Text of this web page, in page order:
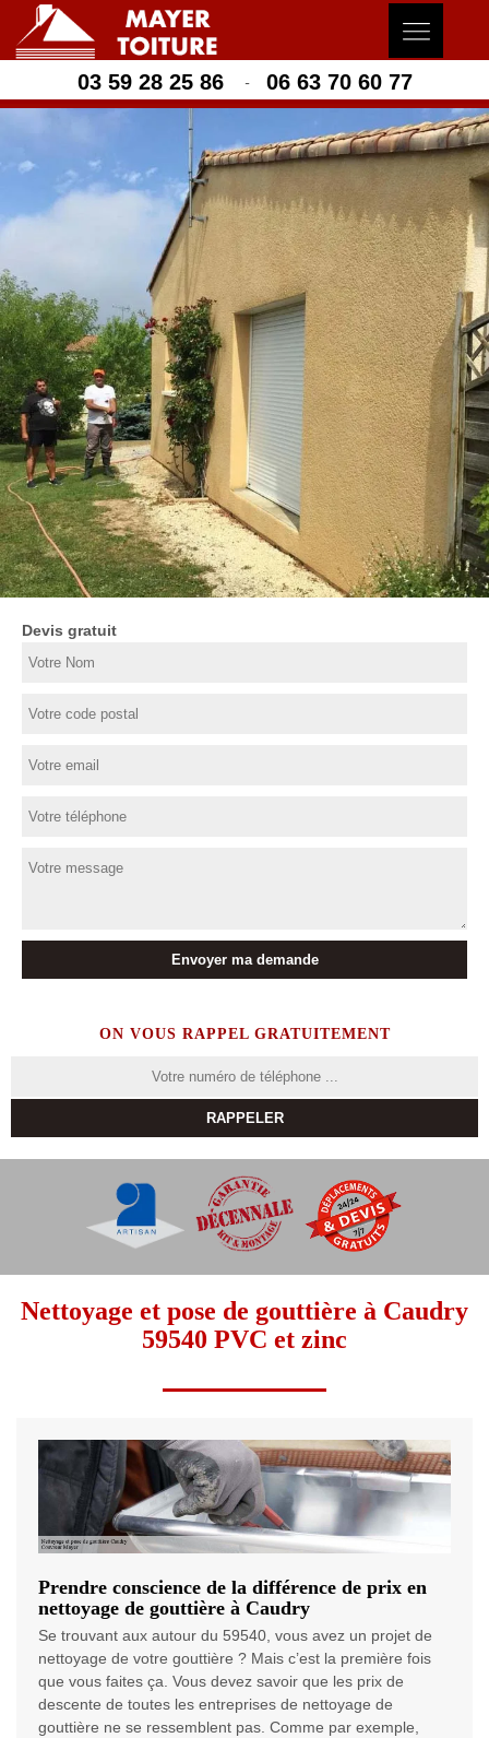
03 59 28 25 86 - 06 63 70 60 77
Devis gratuit
ON VOUS RAPPEL GRATUITEMENT
Nettoyage et pose de gouttière à Caudry
59540 PVC et zinc
Prendre conscience de la différence de prix en
nettoyage de gouttière à Caudry
Se trouvant aux autour du 59540, vous avez un projet de
nettoyage de votre gouttière ? Mais c’est la première fois
que vous faites ça. Vous devez savoir que les prix de
descente de toutes les entreprises de nettoyage de
gouttière ne se ressemblent pas. Comme par exemple,